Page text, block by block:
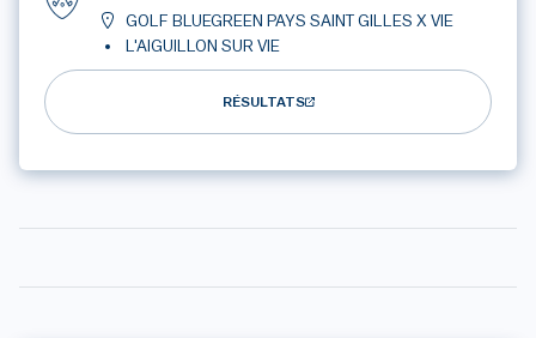
GOLF BLUEGREEN PAYS SAINT GILLES X VIE
L'AIGUILLON SUR VIE
RÉSULTATS